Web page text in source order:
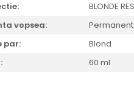
BLONDE
vopsea:
par:
Blond
60 ml